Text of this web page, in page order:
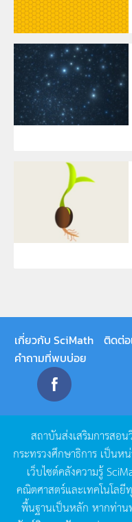
เกี่ยวกับ SciMath ติดต่อ
คำถามที่พบบ่อย
สถาบันส่งเสริมการสอ
กระทรวงศึกษาธิการ เป็นห
เว็บไซต์คลังความรู้
คณิตศาสตร์และเทคโนโลยี
พื้นฐานเป็นหลัก หากท่าน